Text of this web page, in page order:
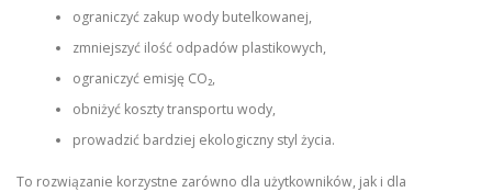
ograniczyć zakup wody butelkowanej,
zmniejszyć ilość odpadów plastikowych,
ograniczyć emisję CO₂,
obniżyć koszty transportu wody,
prowadzić bardziej ekologiczny styl życia.
To rozwiązanie korzystne zarówno dla użytkowników, jak i dla